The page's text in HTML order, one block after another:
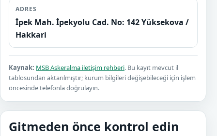
ADRES
İpek Mah. İpekyolu Cad. No: 142 Yüksekova /
Hakkari
Kaynak: MSB Askeralma iletişim rehberi. Bu kayıt mevcut il
tablosundan aktarılmıştır; kurum bilgileri değişebileceği için işlem
öncesinde telefonla doğrulayın.
Gitmeden önce kontrol edin